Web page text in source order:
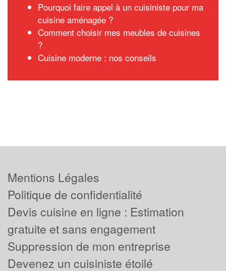
Pourquoi faire appel à un cuisiniste pour ma
cuisine aménagée ?
Comment choisir mes meubles de cuisines
?
Cuisine moderne : nos conseils
Mentions Légales
Politique de confidentialité
Devis cuisine en ligne : Estimation
gratuite et sans engagement
Suppression de mon entreprise
Devenez un cuisiniste étoilé